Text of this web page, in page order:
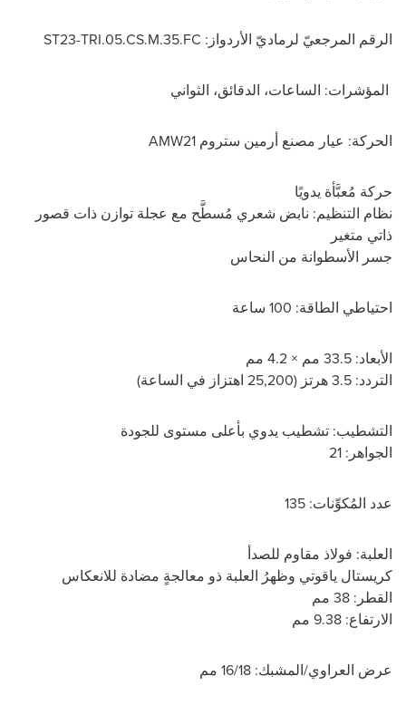
الرقم المرجعيّ لرماديّ الأردواز: ST23-TRI.05.CS.M.35.FC
المؤشرات: الساعات، الدقائق، الثواني
الحركة: عيار مصنع أرمين ستروم AMW21
حركة مُعبَّأة يدويًا
نظام التنظيم: نابض شعري مُسطَّح مع عجلة توازن ذات قصور
ذاتي متغير
جسر الأسطوانة من النحاس
احتياطي الطاقة: 100 ساعة
الأبعاد: 33.5 مم × 4.2 مم
التردد: 3.5 هرتز (25,200 اهتزاز في الساعة)
التشطيب: تشطيب يدوي بأعلى مستوى للجودة
الجواهر: 21
عدد المُكوِّنات: 135
العلبة: فولاذ مقاوم للصدأ
كريستال ياقوتي وظهرُ العلبة ذو معالجةٍ مضادة للانعكاس
القطر: 38 مم
الارتفاع: 9.38 مم
عرض العراوي/المشبك: 16/18 مم